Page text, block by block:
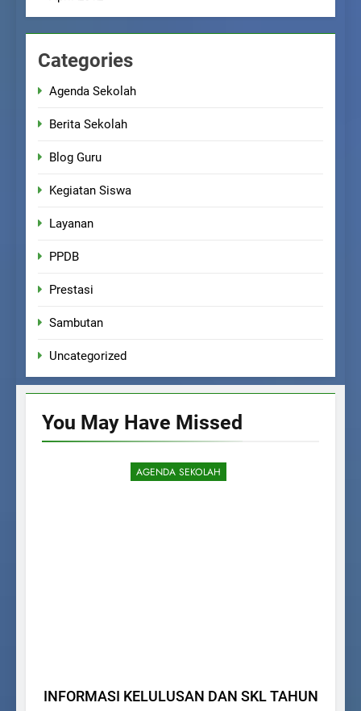
Categories
Agenda Sekolah
Berita Sekolah
Blog Guru
Kegiatan Siswa
Layanan
PPDB
Prestasi
Sambutan
Uncategorized
You May Have Missed
AGENDA SEKOLAH
INFORMASI KELULUSAN DAN SKL TAHUN